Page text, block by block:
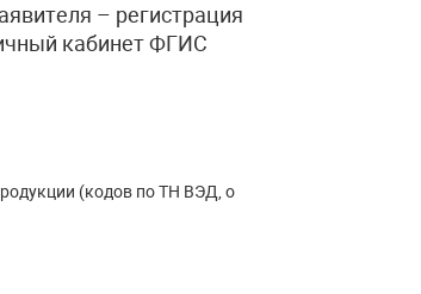
– регистрация
кабинет ФГИС
(кодов по ТН ВЭД, о